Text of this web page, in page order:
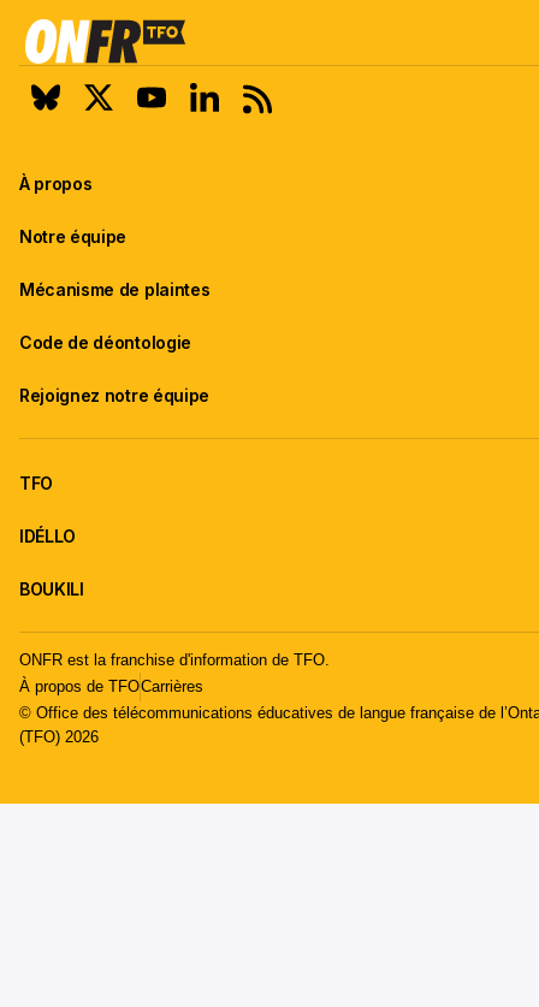
À propos
Notre équipe
Mécanisme de plaintes
Code de déontologie
Rejoignez notre équipe
TFO
IDÉLLO
BOUKILI
ONFR est la franchise d'information de TFO.
À propos de TFOCarrières
© Office des télécommunications éducatives de langue française de
(TFO) 2026